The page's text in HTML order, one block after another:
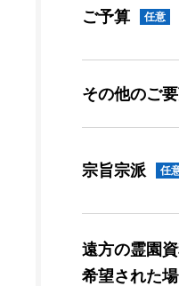
ご予算 任意
その他のご
宗旨宗派 任
遠方の霊園
希望された